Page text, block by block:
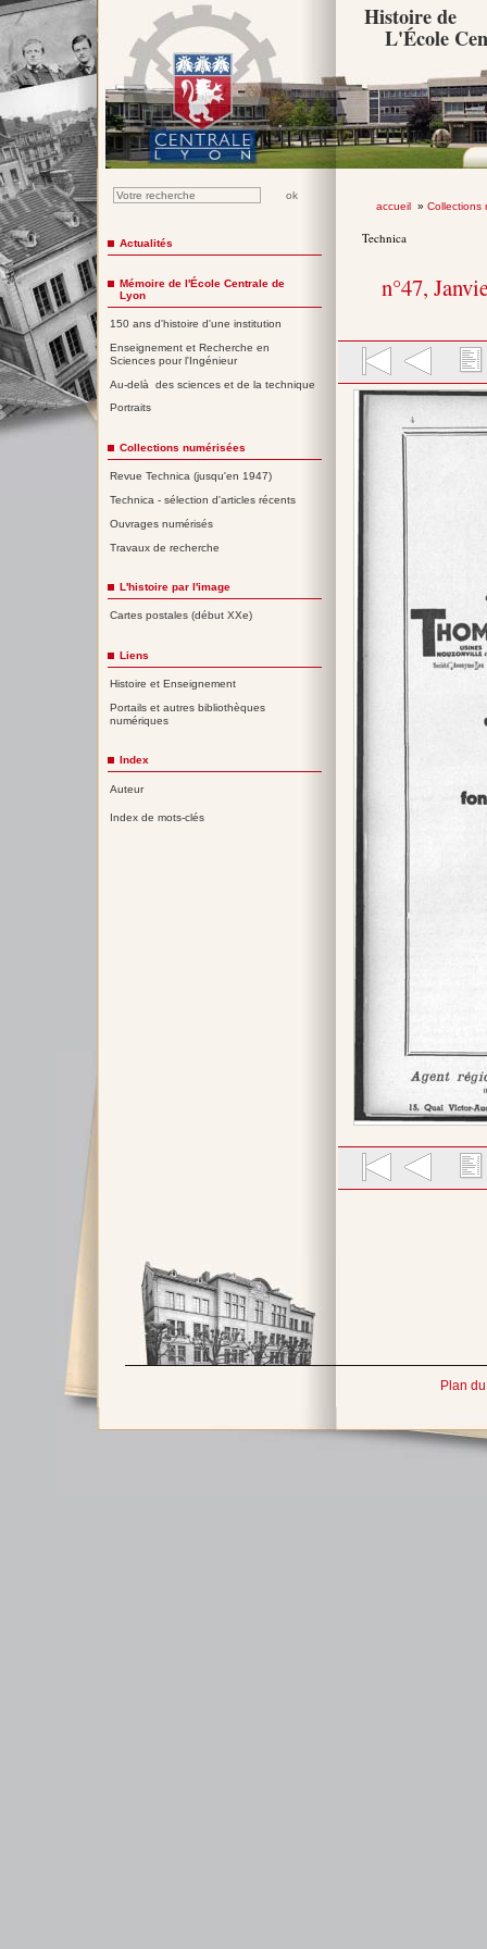
Histoire de
L'École
accueil» Collections
Technica
n°47,
Actualités
Mémoire de l'École Centrale de
Lyon
150 ans d'histoire d'une institution
Enseignement et Recherche en
Sciences pour l'Ingénieur
Au-delà des sciences et de la technique
Portraits
Collections numérisées
Revue Technica (jusqu'en 1947)
Technica - sélection d'articles récents
Ouvrages numérisés
Travaux de recherche
L'histoire par l'image
Cartes postales (début XXe)
Liens
Histoire et Enseignement
Portails et autres bibliothèques
numériques
Index
Auteur
Index de mots-clés
Plan